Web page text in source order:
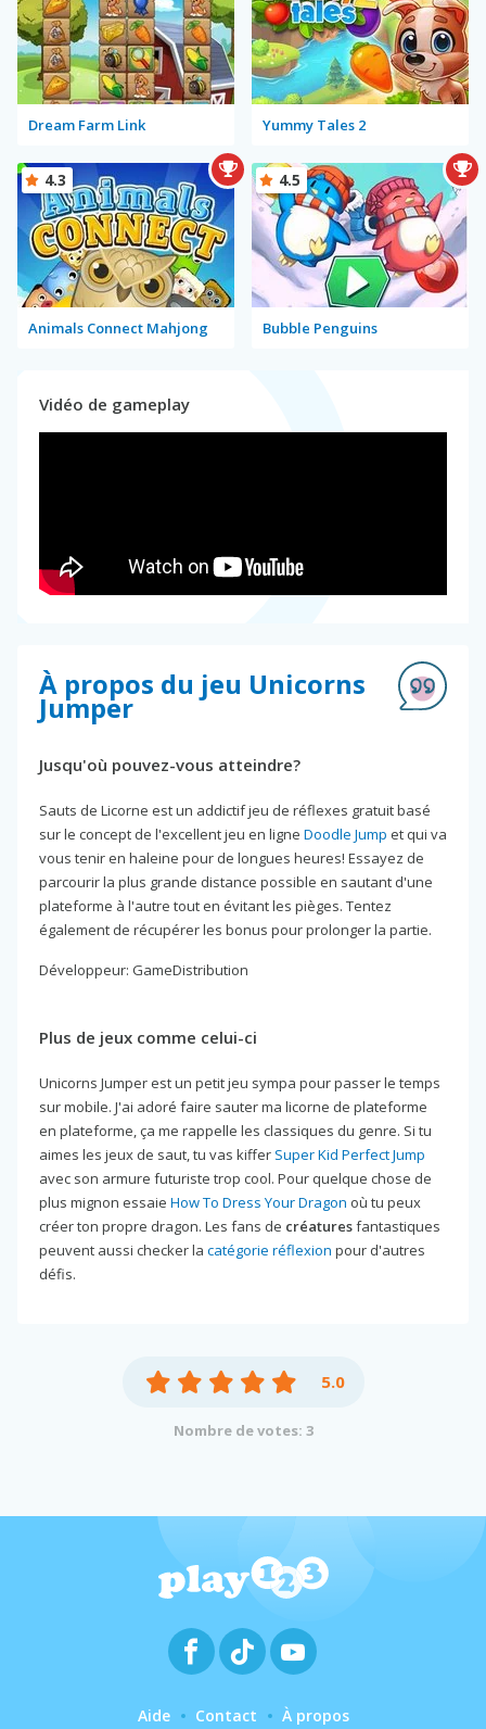
Dream Farm Link Yummy Tales 2
Animals Connect Mahjong
4.3
Bubble Penguins
4.5
Vidéo de gameplay
À propos du jeu Unicorns
Jumper
Jusqu'où pouvez-vous atteindre?
Sauts de Licorne est un addictif jeu de réflexes gratuit basé
sur le concept de l'excellent jeu en ligne Doodle Jump et qui va
vous tenir en haleine pour de longues heures! Essayez de
parcourir la plus grande distance possible en sautant d'une
plateforme à l'autre tout en évitant les pièges. Tentez
également de récupérer les bonus pour prolonger la partie.
Développeur: GameDistribution
Plus de jeux comme celui-ci
Unicorns Jumper est un petit jeu sympa pour passer le temps
sur mobile. J'ai adoré faire sauter ma licorne de plateforme
en plateforme, ça me rappelle les classiques du genre. Si tu
aimes les jeux de saut, tu vas kiffer Super Kid Perfect Jump
avec son armure futuriste trop cool. Pour quelque chose de
plus mignon essaie How To Dress Your Dragon où tu peux
créer ton propre dragon. Les fans de créaturesfantastiques
peuvent aussi checker la catégorie réflexion pour d'autres
défis.
5.0
Nombre de votes: 3
Aide Contact À propos